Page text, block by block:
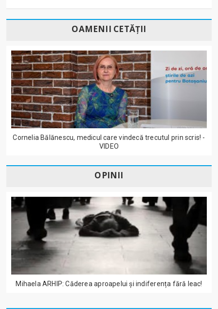
OAMENII CETĂȚII
Cornelia Bălănescu, medicul care vindecă trecutul prin scris! -
VIDEO
OPINII
Mihaela ARHIP: Căderea aproapelui și indiferența fără leac!